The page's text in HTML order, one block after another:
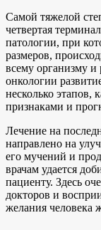
Самой тяжелой
четвертая
патологии, при
размеров,
всему организму и
онкологии
несколько этапов,
признаками и
Лечение на
направлено на
его мучений и
врачам удается
пациенту. Здесь
докторов и
желания человека